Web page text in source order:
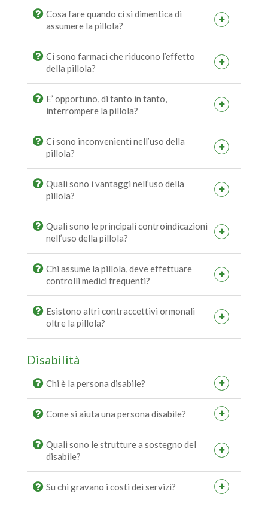
Cosa fare quando ci si dimentica di
assumere la pillola?
Ci sono farmaci che riducono l’effetto
della pillola?
E’ opportuno, di tanto in tanto,
interrompere la pillola?
Ci sono inconvenienti nell’uso della
pillola?
Quali sono i vantaggi nell’uso della
pillola?
Quali sono le principali controindicazioni
nell’uso della pillola?
Chi assume la pillola, deve effettuare
controlli medici frequenti?
Esistono altri contraccettivi ormonali
oltre la pillola?
Disabilità
Chi è la persona disabile?
Come si aiuta una persona disabile?
Quali sono le strutture a sostegno del
disabile?
Su chi gravano i costi dei servizi?